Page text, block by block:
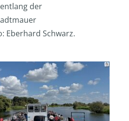
der
Eberhard Schwarz.